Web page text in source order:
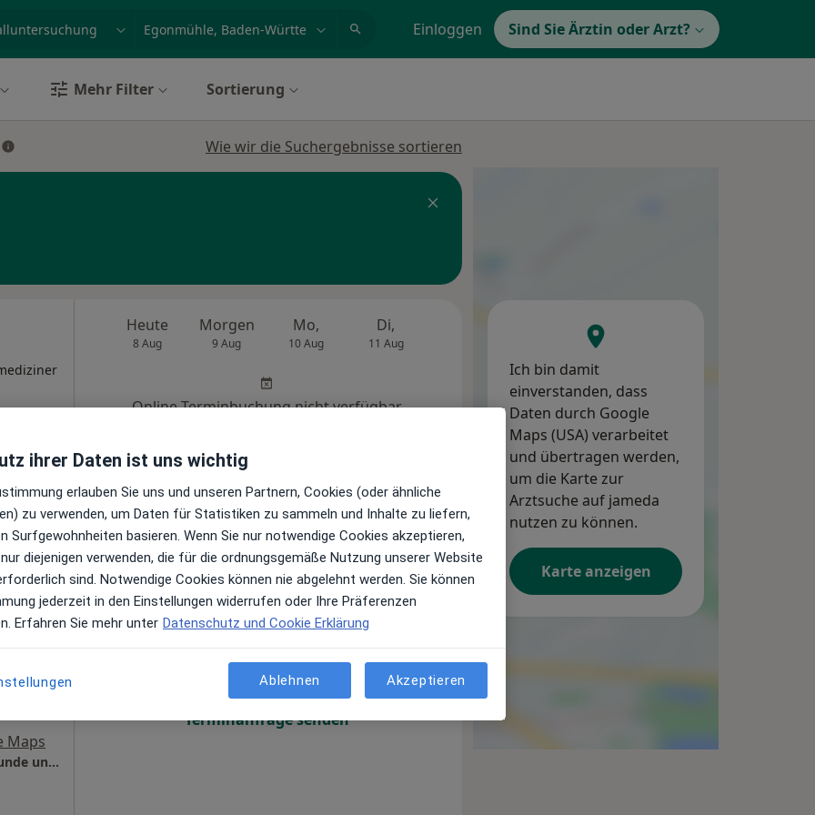
Einloggen Sind Sie Ärztin oder Arzt?
Mehr Filter Sortierung
Wie wir die Suchergebnisse sortieren
Heute
8 Aug
Morgen
9 Aug
Mo,
10 Aug
Di,
11 Aug
Online-Terminbuchung nicht verfügbar
·Mehr
Maps
Praxis Kübra Genc Fachärztin f. Frauenheilkunde und Geburtshilfe
Heute
8 Aug
Morgen
9 Aug
Mo,
10 Aug
Di,
11 Aug
Online-Terminbuchung nicht verfügbar
Terminanfrage senden
Ich bin damit
einverstanden, dass
Daten durch Google
Maps (USA) verarbeitet
und übertragen werden,
um die Karte zur
Arztsuche auf jameda
nutzen zu können.
Karte anzeigen
ihrer Daten ist uns wichtig
erlauben Sie uns und unseren Partnern, Cookies (oder ähnliche
zu verwenden, um Daten für Statistiken zu sammeln und Inhalte zu liefern,
Surfgewohnheiten basieren. Wenn Sie nur notwendige Cookies akzeptieren,
diejenigen verwenden, die für die ordnungsgemäße Nutzung unserer Website
sind. Notwendige Cookies können nie abgelehnt werden. Sie können
jederzeit in den Einstellungen widerrufen oder Ihre Präferenzen
Erfahren Sie mehr unter Datenschutz und Cookie Erklärung
Ablehnen Akzeptieren